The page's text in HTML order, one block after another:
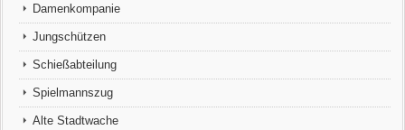
Damenkompanie
Jungschützen
Schießabteilung
Spielmannszug
Alte Stadtwache